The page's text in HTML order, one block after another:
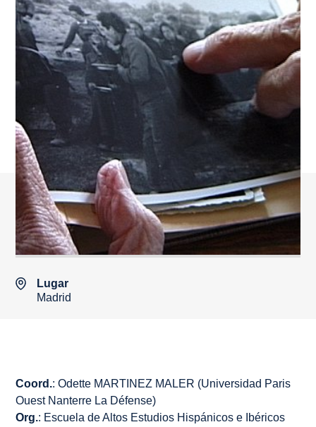
Lugar
Madrid
Coord.: Odette MARTINEZ MALER (Universidad Paris
Ouest Nanterre La Défense)
Org.: Escuela de Altos Estudios Hispánicos e Ibéricos